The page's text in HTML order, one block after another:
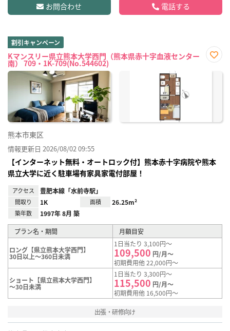
お問合わせ 電話する
割引キャンペーン
Kマンスリー県立熊本大学西門（熊本県赤十字血液センター
南） 709・1K-709(No.544602)
に入
熊本市東区
情報更新日 2026/08/02 09:55
【インターネット無料・オートロック付】熊本赤十字病院や熊本
県立大学に近く駐車場有家具家電付部屋！
アクセス 豊肥本線「水前寺駅」
間取り 1K 面積 26.25m²
築年数 1997年 8月 築
プラン名・期間 月額目安
ロング【県立熊本大学西門】
30日以上～360日未満
1日当たり 3,100円～
109,500 円/月～
初期費用他 22,000円～
ショート【県立熊本大学西門】
～30日未満
1日当たり 3,300円～
115,500 円/月～
初期費用他 16,500円～
出張・研修向け